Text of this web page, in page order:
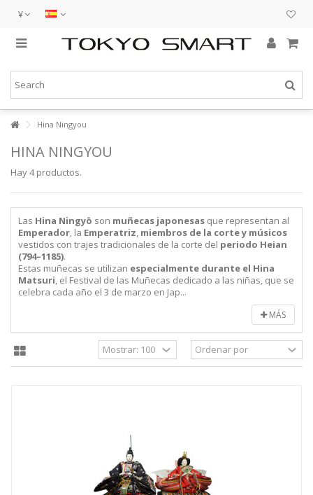
¥
Hina Ningyou
HINA NINGYOU
Hay 4 productos.
Las Hina Ningyō son muñecas japonesas que representan al
Emperador, la Emperatriz, miembros de la corte y músicos
vestidos con trajes tradicionales de la corte del periodo Heian
(794–1185).
Estas muñecas se utilizan especialmente durante el Hina
Matsuri, el Festival de las Muñecas dedicado a las niñas, que se
celebra cada año el 3 de marzo en Jap...
MÁS